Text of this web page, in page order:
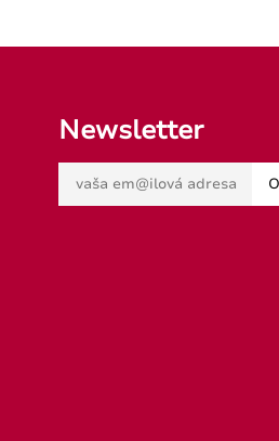
Newsletter